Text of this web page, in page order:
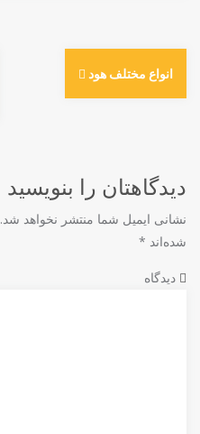
انواع مختلف هود
دیدگاهتان را بنویسید
نشانی ایمیل شما منتشر نخواهد شد.
شده‌اند *
دیدگاه